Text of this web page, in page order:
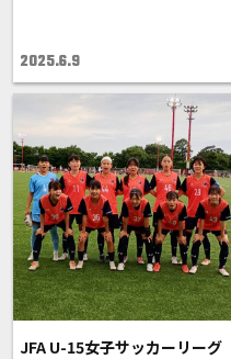
2025.6.9
JFA U-15女子サッカーリーグ